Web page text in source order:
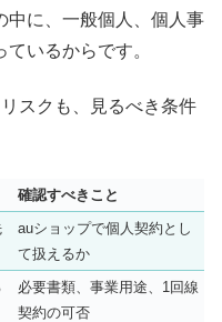
中に、一般個人、個人事
いるからです。
スクも、見るべき条件
確認すべきこと
auショップで個人契約とし
て扱えるか
必要書類、事業用途、1回線
契約の可否